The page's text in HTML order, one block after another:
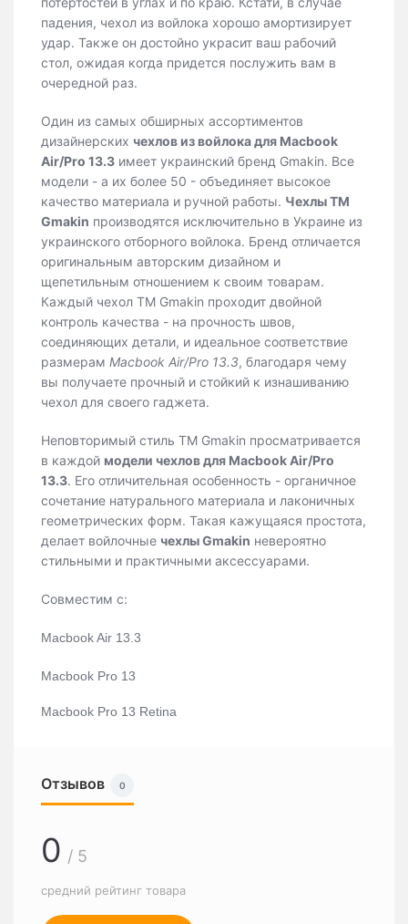
падения, чехол из войлока хорошо амортизирует
удар. Также он достойно украсит ваш рабочий
стол, ожидая когда придется послужить вам в
очередной раз.
Один из самых обширных ассортиментов
дизайнерских чехлов из войлока для Macbook
Air/Pro 13.3 имеет украинский бренд Gmakin. Все
модели - а их более 50 - объединяет высокое
качество материала и ручной работы. Чехлы ТМ
Gmakin производятся исключительно в Украине из
украинского отборного войлока. Бренд отличается
оригинальным авторским дизайном и
щепетильным отношением к своим товарам.
Каждый чехол ТМ Gmakin проходит двойной
контроль качества - на прочность швов,
соединяющих детали, и идеальное соответствие
размерам Macbook Air/Pro 13.3, благодаря чему
вы получаете прочный и стойкий к изнашиванию
чехол для своего гаджета.
Неповторимый стиль ТМ Gmakin просматривается
в каждой модели чехлов для Macbook Air/Pro
13.3. Его отличительная особенность - органичное
сочетание натурального материала и лаконичных
геометрических форм. Такая кажущаяся простота,
делает войлочные чехлы Gmakin невероятно
стильными и практичными аксессуарами.
Совместим с:
Macbook Air 13.3
Macbook Pro 13
Macbook Pro 13 Retina
Отзывов 0
0 / 5
средний рейтинг товара